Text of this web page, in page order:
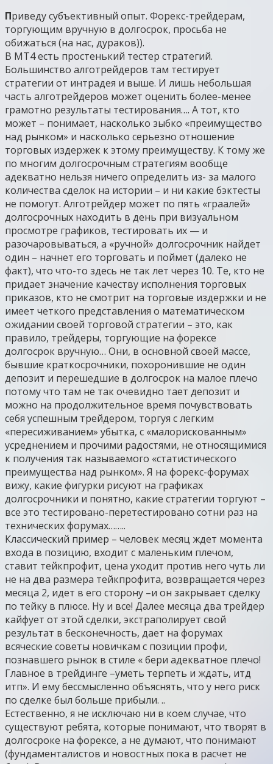
Приведу субъективный опыт. Форекс-трейдерам,
торгующим вручную в долгосрок, просьба не
обижаться (на нас, дураков)).
В МТ4 есть простенький тестер стратегий.
Большинство алготрейдеров там тестирует
стратегии от интрадея и выше. И лишь небольшая
часть алготрейдеров может оценить более-менее
грамотно результаты тестирования…. А тот, кто
может – понимает, насколько зыбко «преимущество
над рынком» и насколько серьезно отношение
торговых издержек к этому преимуществу. К тому же
по многим долгосрочным стратегиям вообще
адекватно нельзя ничего определить из- за малого
количества сделок на истории – и ни какие бэктесты
не помогут. Алготрейдер может по пять «граалей»
долгосрочных находить в день при визуальном
просмотре графиков, тестировать их — и
разочаровываться, а «ручной» долгосрочник найдет
один – начнет его торговать и поймет (далеко не
факт), что что-то здесь не так лет через 10. Те, кто не
придает значение качеству исполнения торговых
приказов, кто не смотрит на торговые издержки и не
имеет четкого представления о математическом
ожидании своей торговой стратегии – это, как
правило, трейдеры, торгующие на форексе
долгосрок вручную… Они, в основной своей массе,
бывшие краткосрочники, похоронившие не один
депозит и перешедшие в долгосрок на малое плечо
потому что там не так очевидно тает депозит и
можно на продолжительное время почувствовать
себя успешным трейдером, торгуя с легким
«пересиживанием» убытка, с «малорискованным»
усреднением и прочими радостями, не относящимися
к получения так называемого «статистического
преимущества над рынком». Я на форекс-форумах
вижу, какие фигурки рисуют на графиках
долгосрочники и понятно, какие стратегии торгуют –
все это тестировано-перетестировано сотни раз на
технических форумах……..
Классический пример – человек месяц ждет момента
входа в позицию, входит с маленьким плечом,
ставит тейкпрофит, цена уходит против него чуть ли
не на два размера тейкпрофита, возвращается через
месяца 2, идет в его сторону –и он закрывает сделку
по тейку в плюсе. Ну и все! Далее месяца два трейдер
кайфует от этой сделки, экстраполирует свой
результат в бесконечность, дает на форумах
всяческие советы новичкам с позиции профи,
познавшего рынок в стиле « бери адекватное плечо!
Главное в трейдинге –уметь терпеть и ждать, итд
итп». И ему бессмысленно объяснять, что у него риск
по сделке был больше прибыли. ..
Естественно, я не исключаю ни в коем случае, что
существуют ребята, которые понимают, что творят в
долгосроке на форексе, а не думают, что понимают
(фундаменталистов и новостных пока в расчет не